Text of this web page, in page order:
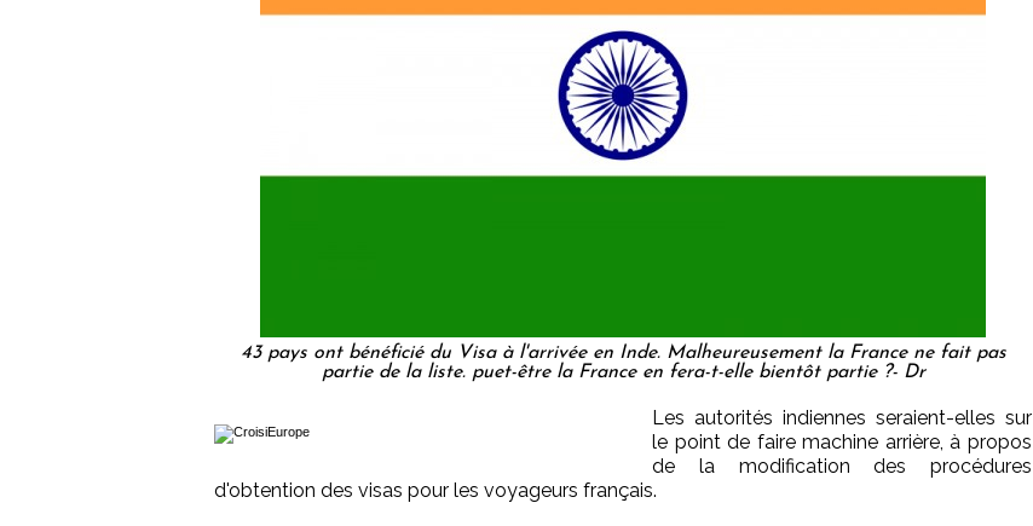
43 pays ont bénéficié du Visa à l'arrivée en Inde. Malheureusement la France ne fait pas
partie de la liste. puet-être la France en fera-t-elle bientôt partie ?- Dr
Les autorités indiennes seraient-elles sur
le point de faire machine arrière, à propos
de la modification des procédures
d'obtention des visas pour les voyageurs français.